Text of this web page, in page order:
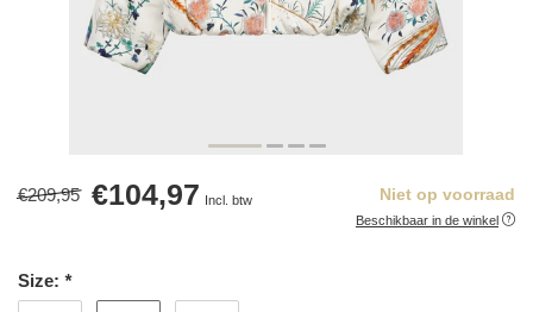
€209,95 €104,97 Incl. btw Niet op voorraad
Beschikbaar in de winkel
Size: *